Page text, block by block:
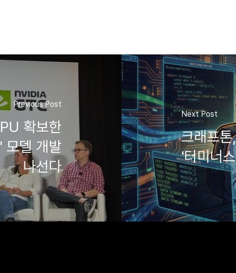
Previous Post
확보한
모델 개발
나선다
Next Post
크래프
'터미너